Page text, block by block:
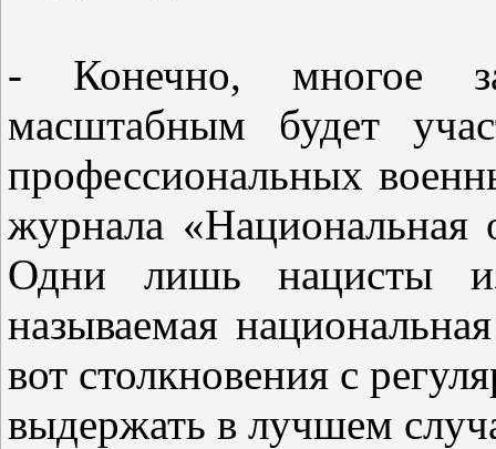
- Конечно, многое
масштабным будет
профессиональных
журнала «Национальная
Одни лишь нацисты
называемая
вот столкновения с
выдержать в лучшем